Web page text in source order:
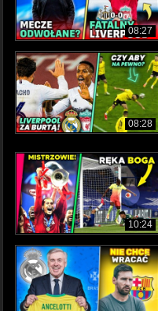
08:27
08:28
10:24